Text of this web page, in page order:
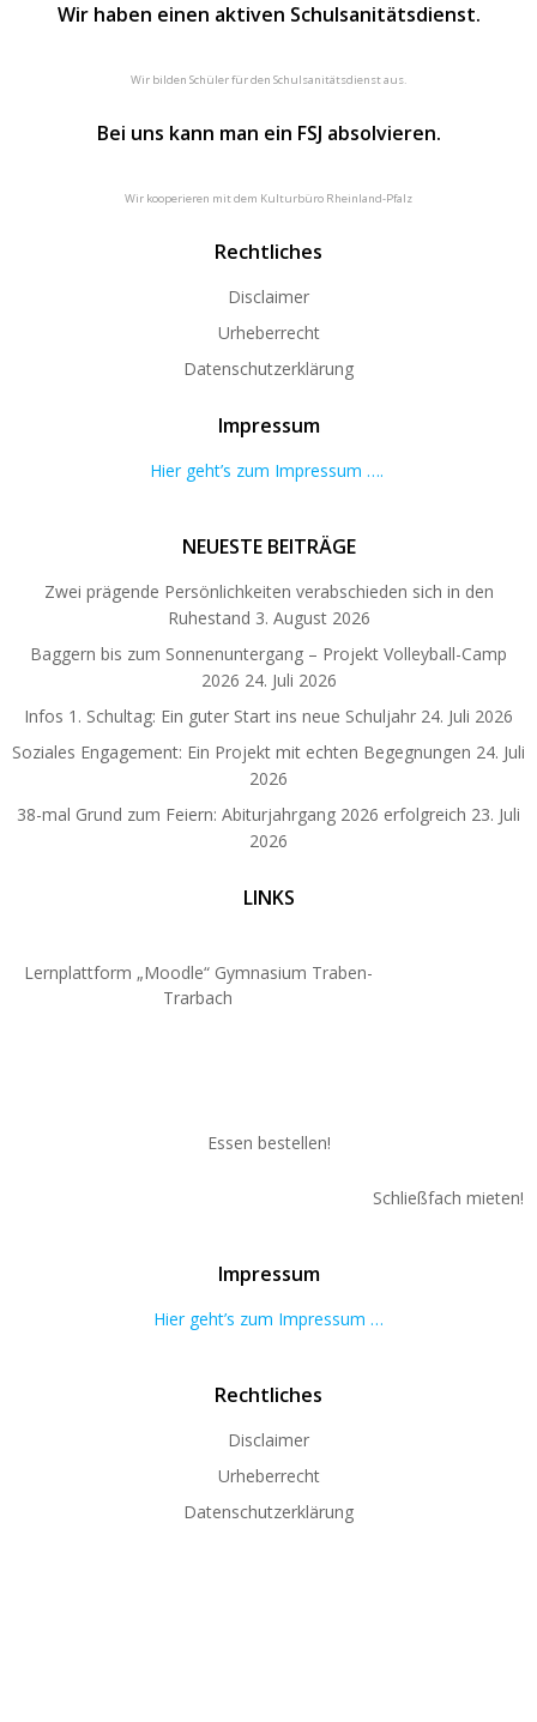
Wir haben einen aktiven Schulsanitätsdienst.
Wir bilden Schüler für den Schulsanitätsdienst aus.
Bei uns kann man ein FSJ absolvieren.
Wir kooperieren mit dem Kulturbüro Rheinland-Pfalz
Rechtliches
Disclaimer
Urheberrecht
Datenschutzerklärung
Impressum
Hier geht’s zum Impressum ….
NEUESTE BEITRÄGE
Zwei prägende Persönlichkeiten verabschieden sich in den
Ruhestand 3. August 2026
Baggern bis zum Sonnenuntergang – Projekt Volleyball-Camp
2026 24. Juli 2026
Infos 1. Schultag: Ein guter Start ins neue Schuljahr 24. Juli 2026
Soziales Engagement: Ein Projekt mit echten Begegnungen 24. Juli
2026
38-mal Grund zum Feiern: Abiturjahrgang 2026 erfolgreich 23. Juli
2026
LINKS
Lernplattform „Moodle“ Gymnasium Traben-
Trarbach
Essen bestellen!
Schließfach mieten!
Impressum
Hier geht’s zum Impressum …
Rechtliches
Disclaimer
Urheberrecht
Datenschutzerklärung